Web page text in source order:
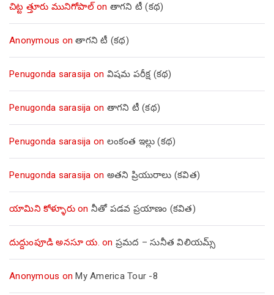
చిట్ట త్తూరు మునిగోపాల్on తాగని టీ (కథ)
Anonymous onతాగని టీ (కథ)
Penugonda sarasija on విషమ పరీక్ష (క‌థ‌)
Penugonda sarasija on తాగని టీ (కథ)
Penugonda sarasija on లంకంత ఇల్లు (కథ)
Penugonda sarasija on అతని ప్రియురాలు (కవిత)
యామిని కోళ్ళూరుon నీతో పడవ ప్రయాణం (కవిత)
దుద్దుంపూడి అనసూ య. on ప్రమద – సునీత విలియమ్స్
Anonymous onMy America Tour -8